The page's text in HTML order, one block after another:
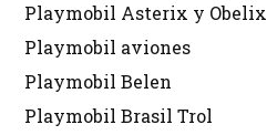
Playmobil Asterix y Obelix
Playmobil aviones
Playmobil Belen
Playmobil Brasil Trol